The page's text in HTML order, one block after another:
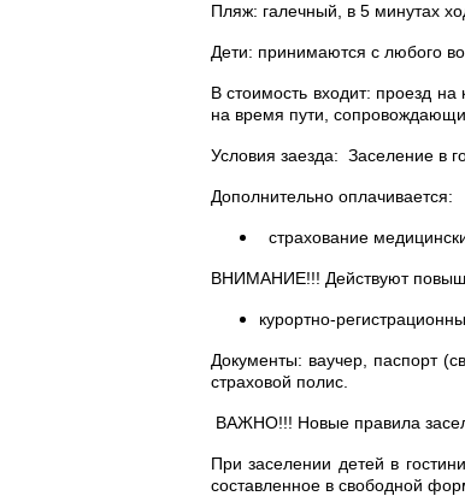
Пляж: галечный, в 5 минутах
Дети: принимаются с любого
В стоимость входит: проезд
на время пути,
Условия заезда: Заселение в
Дополнительно оплачивается:
страхование
ВНИМАНИЕ!!! Действуют
курортно-
Документы: ваучер, паспорт
страховой полис.
ВАЖНО!!! Новые правила
При заселении детей в
составленное в свободной